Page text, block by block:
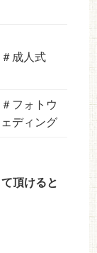
＃成人式
＃フォトウ
ェディング
頂けると